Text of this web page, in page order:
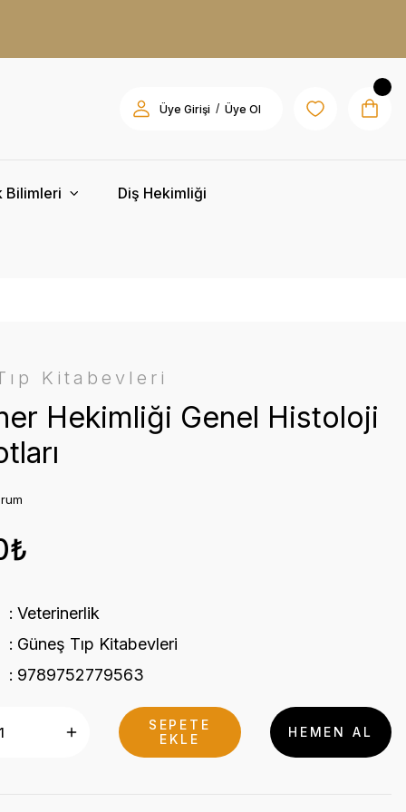
Üye Girişi / Üye Ol
Bilimleri Diş Hekimliği
Kitabevleri
Hekimliği Genel Histoloji
Veterinerlik
Güneş Tıp Kitabevleri
9789752779563
SEPETE
EKLE
HEMEN AL